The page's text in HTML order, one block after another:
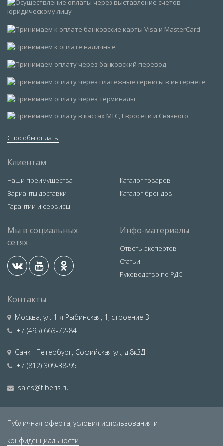
Способы оплаты
Клиентам
Наши преимущества
Варианты доставки
Гарантии и сервисы
Каталог товаров
Каталог брендов
Мы в социальных
сетях
Инфо-материалы
Ответы экспертов
Статьи
Руководство по РДС
Контакты
Москва, ул. 1-я Рыбинская, 1, строение 3
+7 (495) 663-72-84
Санкт-Петербург, Софийская ул., д.8к3Д
+7 (812) 309-38-95
sales@tiberis.ru
Публичная оферта, условия использования и
конфиденциальности